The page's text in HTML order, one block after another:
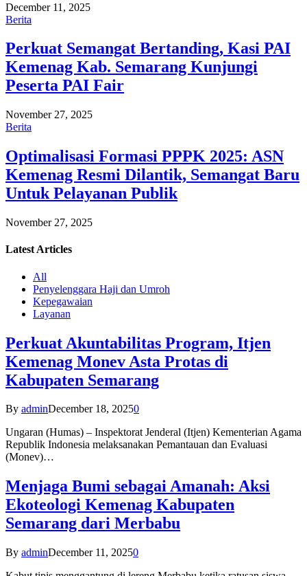
December 11, 2025
Berita
Perkuat Semangat Bertanding, Kasi PAI
Kemenag Kab. Semarang Kunjungi
Peserta PAI Fair
November 27, 2025
Berita
Optimalisasi Formasi PPPK 2025: ASN
Kemenag Resmi Dilantik, Semangat Baru
Untuk Pelayanan Publik
November 27, 2025
Latest Articles
All
Penyelenggara Haji dan Umroh
Kepegawaian
Layanan
Perkuat Akuntabilitas Program, Itjen
Kemenag Monev Asta Protas di
Kabupaten Semarang
By adminDecember 18, 20250
Ungaran (Humas) – Inspektorat Jenderal (Itjen) Kementerian Agama
Republik Indonesia melaksanakan Pemantauan dan Evaluasi
(Monev)…
Menjaga Bumi sebagai Amanah: Aksi
Ekoteologi Kemenag Kabupaten
Semarang dari Merbabu
By adminDecember 11, 20250